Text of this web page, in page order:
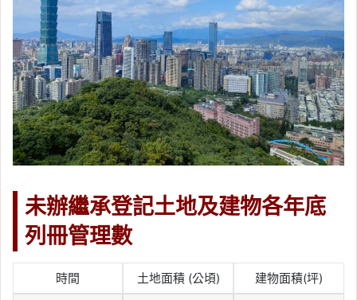
未辦繼承登記土地及建物各年底
列冊管理數
時間 土地面積 (公頃) 建物面積(坪)